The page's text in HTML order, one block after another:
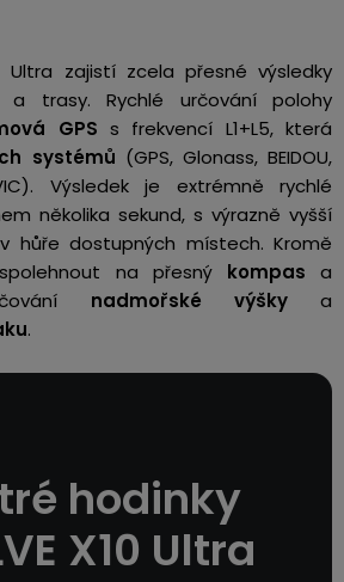
Ultra zajistí zcela přesné výsledky
a trasy. Rychlé určování polohy
GPS s frekvencí L1+L5, která
systémů (GPS, Glonass, BEIDOU,
Výsledek je extrémně rychlé
několika sekund, s výrazně vyšší
hůře dostupných místech. Kromě
na přesný kompas a
nadmořské výškya
.
hodinky
X10 Ultra